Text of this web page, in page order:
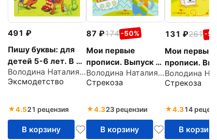
491
Пишу буквы: для
детей 5-6 лет. В 2
частях. Часть 2
Володина Наталия Владимировна
Эксмодетство
4.521 рецензия
В корзину
87 174 -50%
Мои первые
прописи. Выпуск 1.
Дорожки и линии.
ФГОС ДО
Володина Наталия Владимировна
Стрекоза
4.323 рецензии
В корзину
131 261 -
Мои первые
прописи.
Петельки и
спиральки.
Стрекоза
4.314
В корзину